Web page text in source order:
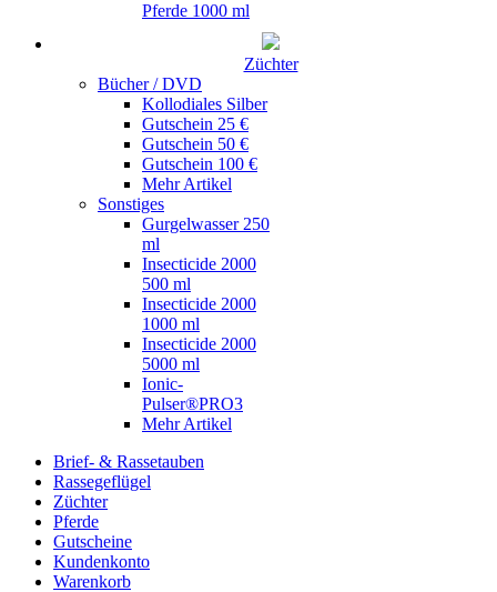
Pferde 1000 ml
Züchter
Bücher / DVD
Kollodiales Silber
Gutschein 25 €
Gutschein 50 €
Gutschein 100 €
Mehr Artikel
Sonstiges
Gurgelwasser 250
ml
Insecticide 2000
500 ml
Insecticide 2000
1000 ml
Insecticide 2000
5000 ml
Ionic-
Pulser®PRO3
Mehr Artikel
Brief- & Rassetauben
Rassegeflügel
Züchter
Pferde
Gutscheine
Kundenkonto
Warenkorb